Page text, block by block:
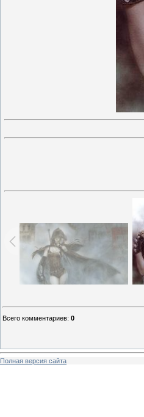
Всего комментариев: 0
Полная версия сайта